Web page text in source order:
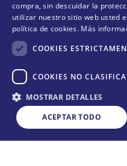
Cantidad
＋
－
¡NO TE
Acepta
compra, sin descuidar la
utilizar nuestro sitio web usted
política de cookies. Más
COOKIES
COOKIES NO
MOSTRAR DETALLES
ACEPTAR TODO